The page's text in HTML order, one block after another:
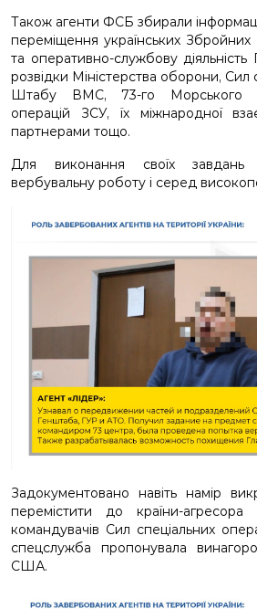
Також агенти ФСБ збирали
переміщення українських
та оперативно-службову діяльність
розвідки Міністерства оборони, Сил
Штабу ВМС, 73-го Морського
операцій ЗСУ, їх міжнародної
партнерами тощо.
Для виконання своїх завдань
вербувальну роботу і серед
Задокументовано навіть намір
перемістити до країни-
командувачів Сил спеціальних
спецслужба пропонувала
США.